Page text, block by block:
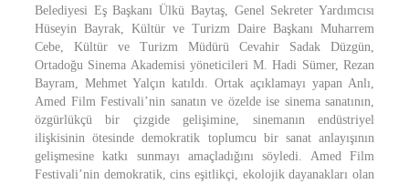
Belediyesi Eş Başkanı Ülkü Baytaş, Genel Sekreter Yardımcısı
Hüseyin Bayrak, Kültür ve Turizm Daire Başkanı Muharrem
Cebe, Kültür ve Turizm Müdürü Cevahir Sadak Düzgün,
Ortadoğu Sinema Akademisi yöneticileri M. Hadi Sümer, Rezan
Bayram, Mehmet Yalçın katıldı. Ortak açıklamayı yapan Anlı,
Amed Film Festivali’nin sanatın ve özelde ise sinema sanatının,
özgürlükçü bir çizgide gelişimine, sinemanın endüstriyel
ilişkisinin ötesinde demokratik toplumcu bir sanat anlayışının
gelişmesine katkı sunmayı amaçladığını söyledi. Amed Film
Festivali’nin demokratik, cins eşitlikçi, ekolojik dayanakları olan